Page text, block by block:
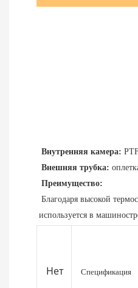
Внутренняя камера:
Внешняя трубка:
Преимущество:
Благодаря высокой
используется в
Нет Спецификация